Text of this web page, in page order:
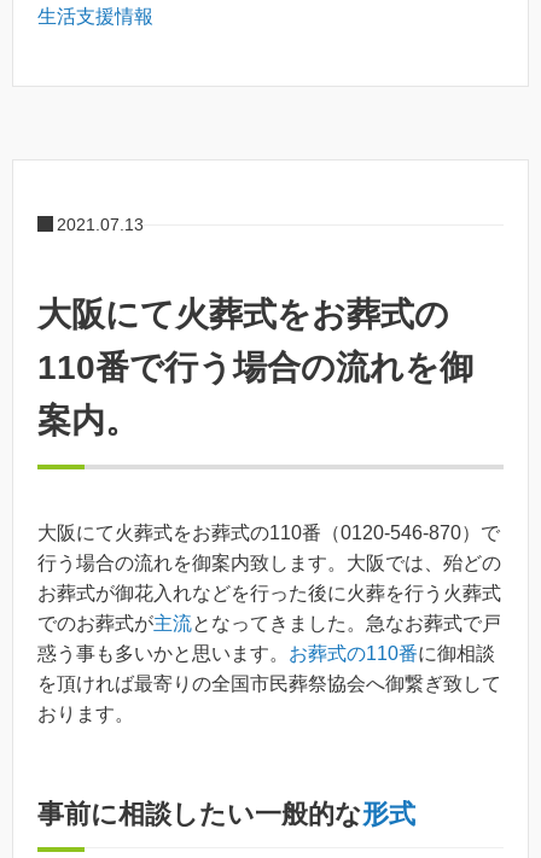
生活支援情報
2021.07.13
大阪にて火葬式をお葬式の
110番で行う場合の流れを御
案内。
大阪にて火葬式をお葬式の110番（0120-546-870）で
行う場合の流れを御案内致します。大阪では、殆どの
お葬式が御花入れなどを行った後に火葬を行う火葬式
でのお葬式が主流となってきました。急なお葬式で戸
惑う事も多いかと思います。 お葬式の110番に御相談
を頂ければ最寄りの全国市民葬祭協会へ御繋ぎ致して
おります。
事前に相談したい一般的な形式